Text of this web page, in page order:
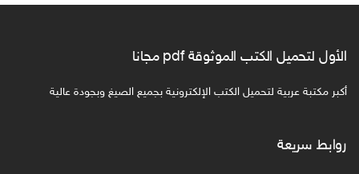
الأول لتحميل الكتب الموثوقة pdf مجانا
أكبر مكتبة عربية لتحميل الكتب الإلكترونية بجميع الصيغ وبجودة عالية
روابط سريعة